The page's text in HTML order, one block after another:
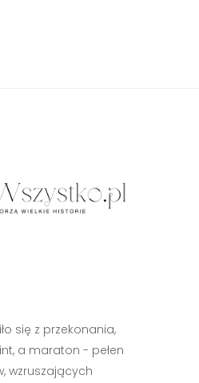
się z przekonania,
a maraton - pełen
wzruszających